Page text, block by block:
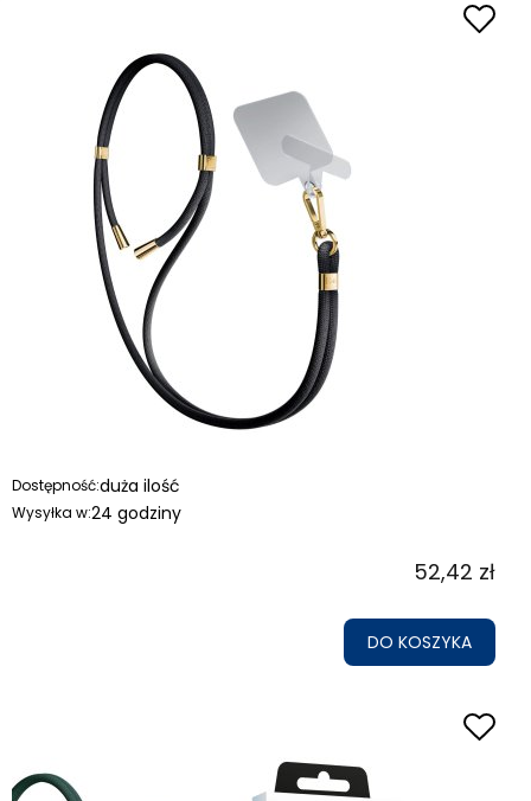
Dostępność:duża ilość
Wysyłka w:24 godziny
52,42 zł
DO KOSZYKA